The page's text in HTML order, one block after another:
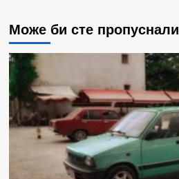
Може би сте пропуснали